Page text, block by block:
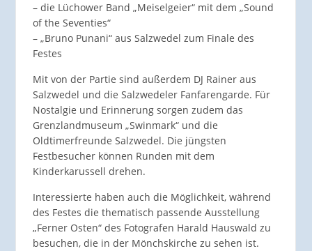
– die Lüchower Band „Meiselgeier“ mit dem „Sound
of the Seventies“
– „Bruno Punani“ aus Salzwedel zum Finale des
Festes
Mit von der Partie sind außerdem DJ Rainer aus
Salzwedel und die Salzwedeler Fanfarengarde. Für
Nostalgie und Erinnerung sorgen zudem das
Grenzlandmuseum „Swinmark“ und die
Oldtimerfreunde Salzwedel. Die jüngsten
Festbesucher können Runden mit dem
Kinderkarussell drehen.
Interessierte haben auch die Möglichkeit, während
des Festes die thematisch passende Ausstellung
„Ferner Osten“ des Fotografen Harald Hauswald zu
besuchen, die in der Mönchskirche zu sehen ist.